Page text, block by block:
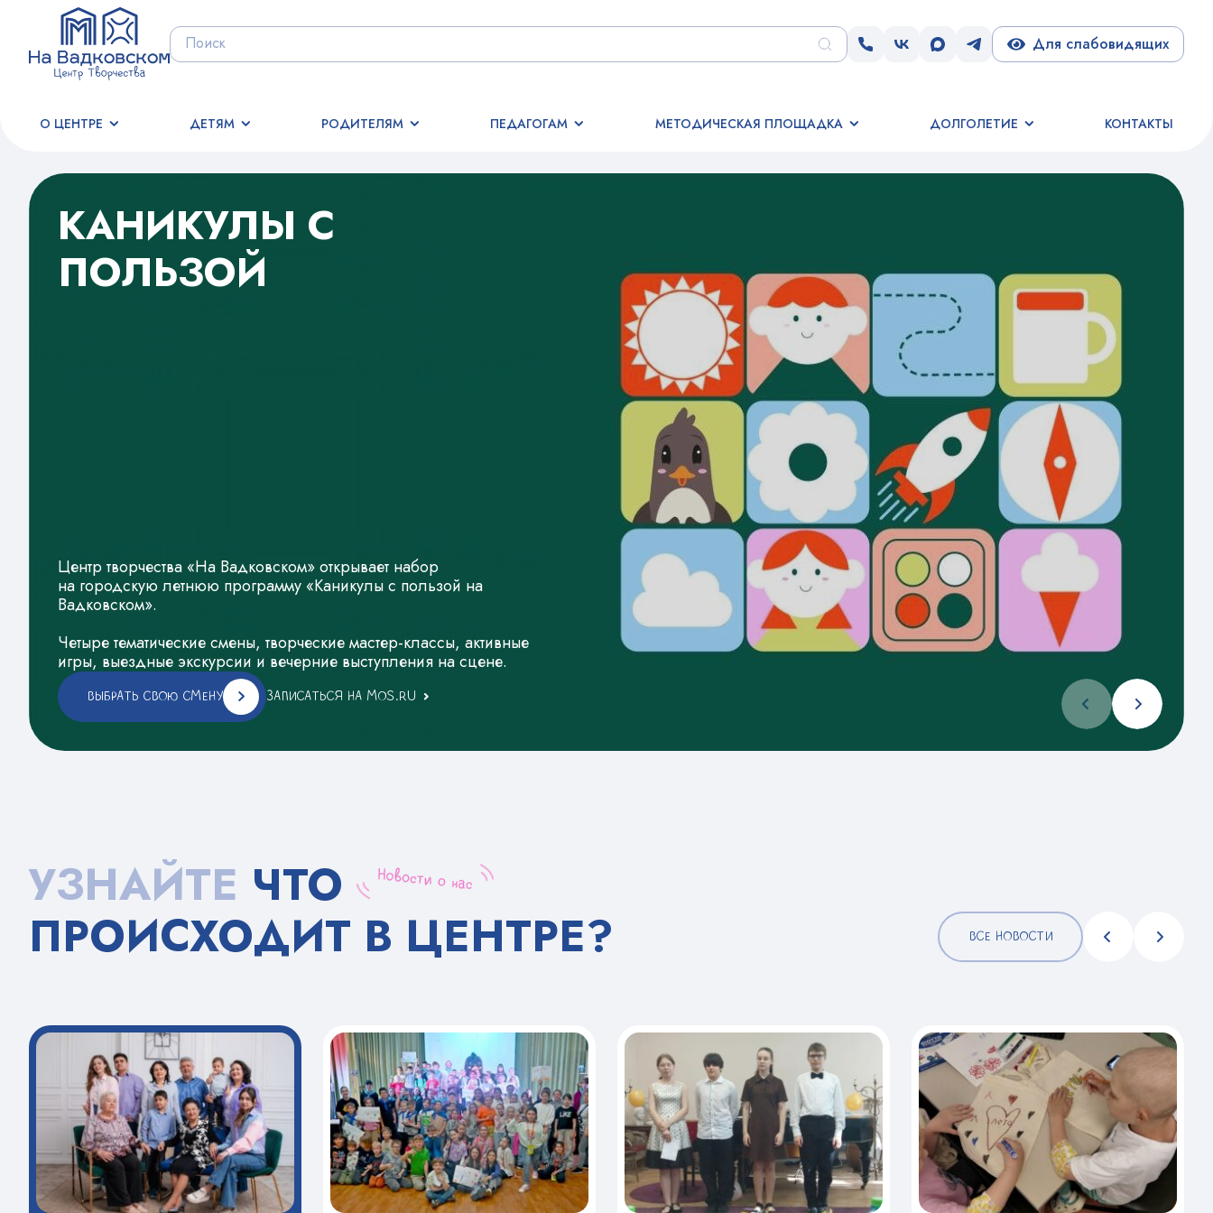
Для слабовидящих
О ЦЕНТРЕ ДЕТЯМ РОДИТЕЛЯМ ПЕДАГОГАМ МЕТОДИЧЕСКАЯ ПЛОЩАДКА ДОЛГОЛЕТИЕ КОНТАКТЫ
КАНИКУЛЫ С
ПОЛЬЗОЙ
Центр творчества «На Вадковском» открывает набор
на городскую летнюю программу «Каникулы с пользой на
Вадковском».
Четыре тематические смены, творческие мастер-классы, активные
игры, выездные экскурсии и вечерние выступления на сцене.
ВЫБРАТЬ СВОЮ СМЕНУ ЗАПИСАТЬСЯ НА MOS.RU
УЗНАЙТЕ ЧТО
ПРОИСХОДИТ В ЦЕНТРЕ?
ВСЕ НОВОСТИ